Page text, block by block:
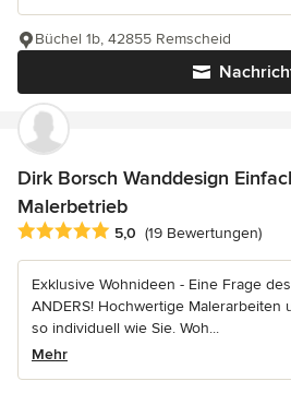
Büchel 1b, 42855 Remscheid
Dirk Borsch Wanddesign
Malerbetrieb
Durchschnittliche Bewertung: 5 von
5,0 (19 Bewertungen)
Exklusive Wohnideen - Eine Frage
ANDERS! Hochwertige Malerarbeiten
so individuell wie Sie. Woh...
Mehr